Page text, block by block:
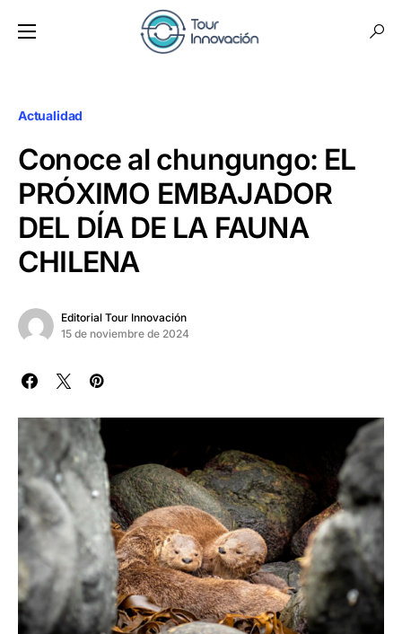
Actualidad
Conoce al chungungo: EL
PRÓXIMO EMBAJADOR
DEL DÍA DE LA FAUNA
CHILENA
Editorial Tour Innovación
15 de noviembre de 2024